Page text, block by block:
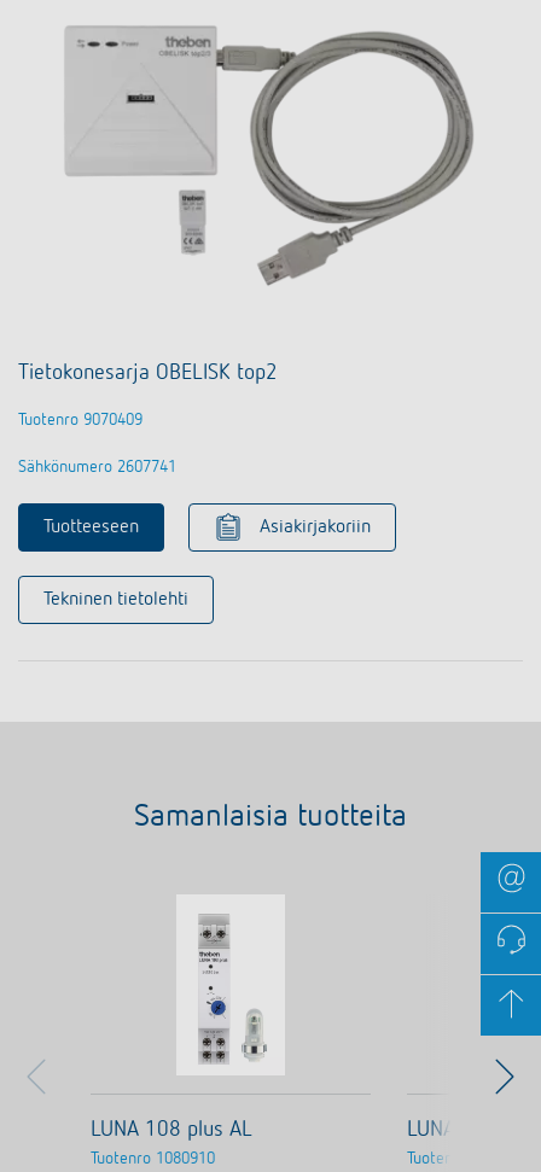
Tietokonesarja OBELISK top2
Tuotenro 9070409
Sähkönumero 2607741
Tuotteeseen Asiakirjakoriin
Tekninen tietolehti
Samanlaisia tuotteita
LUNA 108 plus AL
Tuotenro 1080910
LUNA 108
Tuotenro